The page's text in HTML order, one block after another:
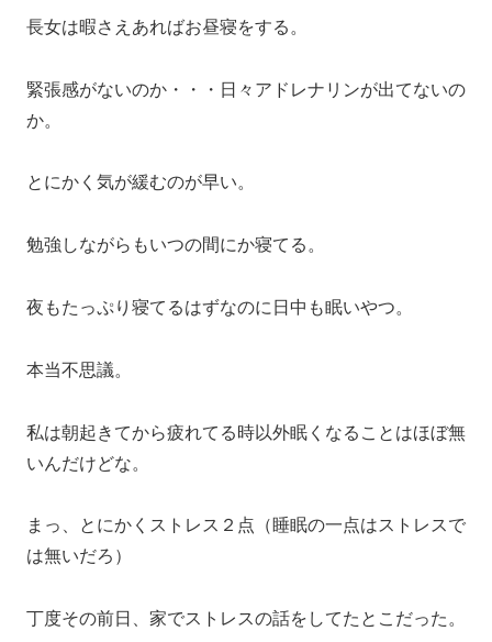
長女は暇さえあればお昼寝をする。
緊張感がないのか・・・日々アドレナリンが出てないの
か。
とにかく気が緩むのが早い。
勉強しながらもいつの間にか寝てる。
夜もたっぷり寝てるはずなのに日中も眠いやつ。
本当不思議。
私は朝起きてから疲れてる時以外眠くなることはほぼ無
いんだけどな。
まっ、とにかくストレス２点（睡眠の一点はストレスで
は無いだろ）
丁度その前日、家でストレスの話をしてたとこだった。